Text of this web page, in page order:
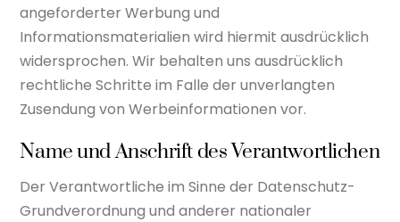
angeforderter Werbung und
Informationsmaterialien wird hiermit ausdrücklich
widersprochen. Wir behalten uns ausdrücklich
rechtliche Schritte im Falle der unverlangten
Zusendung von Werbeinformationen vor.
Name und Anschrift des Verantwortlichen
Der Verantwortliche im Sinne der Datenschutz-
Grundverordnung und anderer nationaler